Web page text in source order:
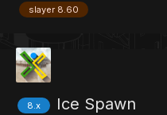
antigamente jogavam OTs
slayer 8.60
8.x Ice Spawn